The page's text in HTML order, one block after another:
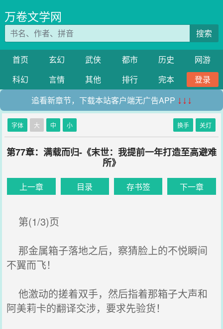
万卷文学网
搜索
首页 玄幻 武侠 都市 历史
网游
科幻
言情 其他 排行 完本
登录
追看新章节，下载本站客户端无广告APP ↓↓↓
字体 大 中 小 换手 关灯
第77章：满载而归-《末世：我提前一年打造至高避难
所》
上一章 目录 存书签 下一章
第(1/3)页
那金属箱子落地之后，察猜脸上的不悦瞬间
不翼而飞！
他激动的搓着双手，然后指着那箱子大声和
阿美莉卡的翻译交涉，要求先验货！